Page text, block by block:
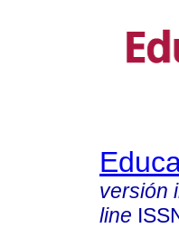
versión
line